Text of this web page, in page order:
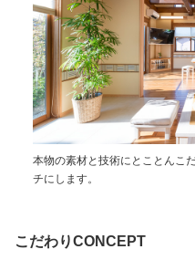
本物の素材と技術にとことんこ
チにします。
こだわりCONCEPT